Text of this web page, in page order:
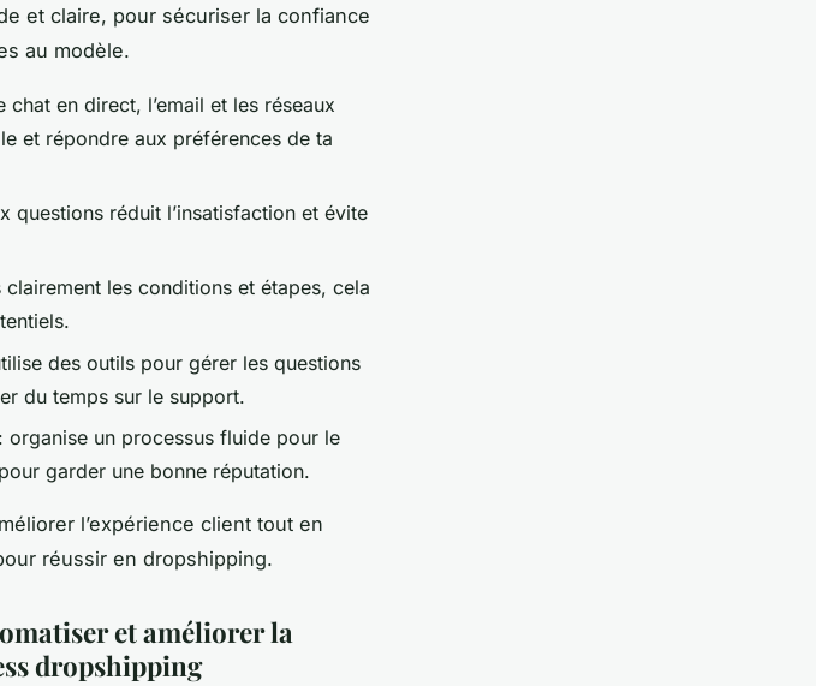
et claire, pour sécuriser la confiance
au modèle.
chat en direct, l’email et les réseaux
et répondre aux préférences de ta
questions réduit l’insatisfaction et évite
clairement les conditions et étapes, cela
des outils pour gérer les questions
du temps sur le support.
: organise un processus fluide pour le
garder une bonne réputation.
l’expérience client tout en
réussir en dropshipping.
et améliorer la
dropshipping